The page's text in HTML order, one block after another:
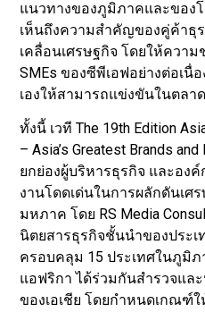
แนวทางของภูมิภาคและของ
เห็นถึงความสำคัญของคู่ค้าธุ
เคลื่อนเศรษฐกิจ โดยให้ควา
SMEs ของซีพีเอฟอย่างต่อเนื่
เองให้สามารถแข่งขันในตลา
ทั้งนี้ เวที The 19th Edition
– Asia’s Greatest Brands
ยกย่องผู้บริหารธุรกิจ และอง
งานโดดเด่นในการผลักดันเศ
มหภาค โดย RS Media
นิตยสารธุรกิจชั้นนำของประ
ครอบคลุม 15 ประเทศในภูมิภ
แอฟริกา ได้ร่วมกันสำรวจแล
ของเอเชีย โดยกำหนดเกณฑ์